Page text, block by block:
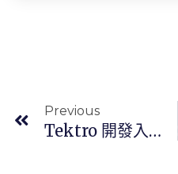
Previous
Tektro 開發入門級 9 速電動傳動系統